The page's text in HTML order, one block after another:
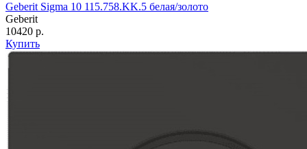
Geberit Sigma 10 115.758.KK.5 белая/золото
Geberit
10420 р.
Купить